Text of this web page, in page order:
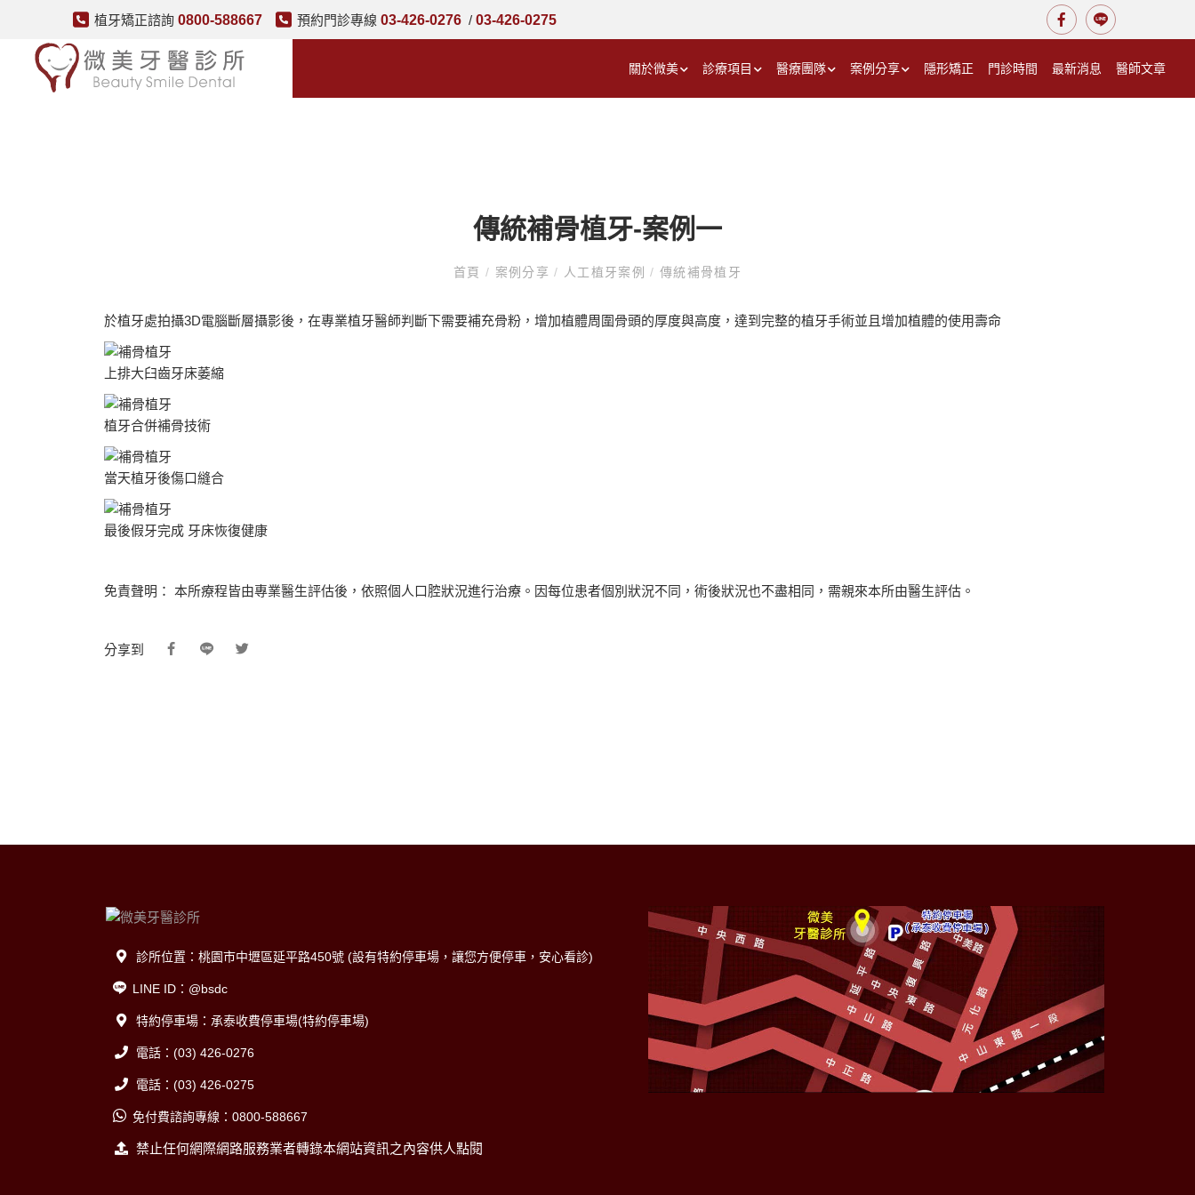
植牙矯正諮詢 0800-588667 預約門診專線 03-426-0276/ 03-426-0275
關於微美 診療項目 醫療團隊 案例分享 隱形矯正 門診時間 最新消息 醫師文章
傳統補骨植牙-案例一
首頁 / 案例分享/ 人工植牙案例/ 傳統補骨植牙
於植牙處拍攝3D電腦斷層攝影後，在專業植牙醫師判斷下需要補充骨粉，增加植體周圍骨頭的厚度與高度，達到完整的植牙手術並且增加植體的使用壽命
上排大臼齒牙床萎縮
植牙合併補骨技術
當天植牙後傷口縫合
最後假牙完成 牙床恢復健康
免責聲明： 本所療程皆由專業醫生評估後，依照個人口腔狀況進行治療。因每位患者個別狀況不同，術後狀況也不盡相同，需親來本所由醫生評估。
分享到
診所位置：桃園市中壢區延平路450號 (設有特約停車場，讓您方便停車，安心看診)
LINE ID：@bsdc
特約停車場：承泰收費停車場(特約停車場)
電話：(03) 426-0276
電話：(03) 426-0275
免付費諮詢專線：0800-588667
禁止任何網際網路服務業者轉錄本網站資訊之內容供人點閱